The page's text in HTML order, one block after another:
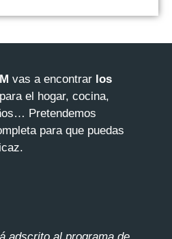
vas a encontrar los
para el hogar, cocina,
Pretendemos
para que puedas